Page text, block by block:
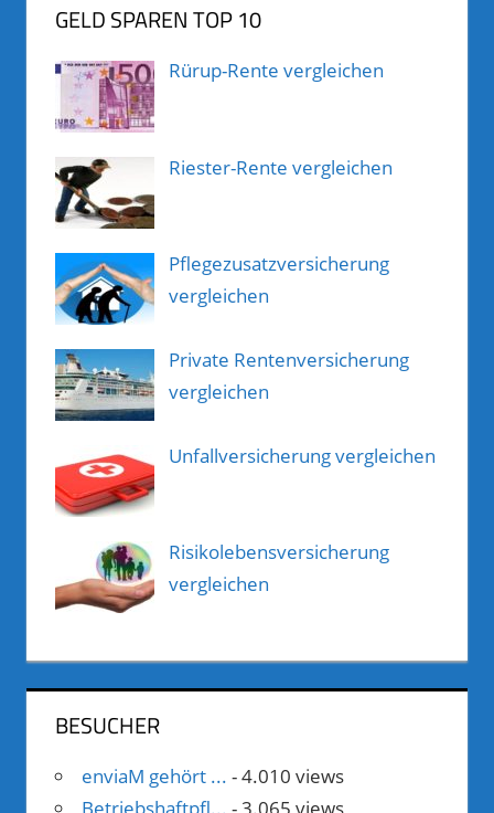
GELD SPAREN TOP 10
Rürup-Rente vergleichen
Riester-Rente vergleichen
Pflegezusatzversicherung
vergleichen
Private Rentenversicherung
vergleichen
Unfallversicherung vergleichen
Risikolebensversicherung
vergleichen
BESUCHER
enviaM gehört ... - 4.010 views